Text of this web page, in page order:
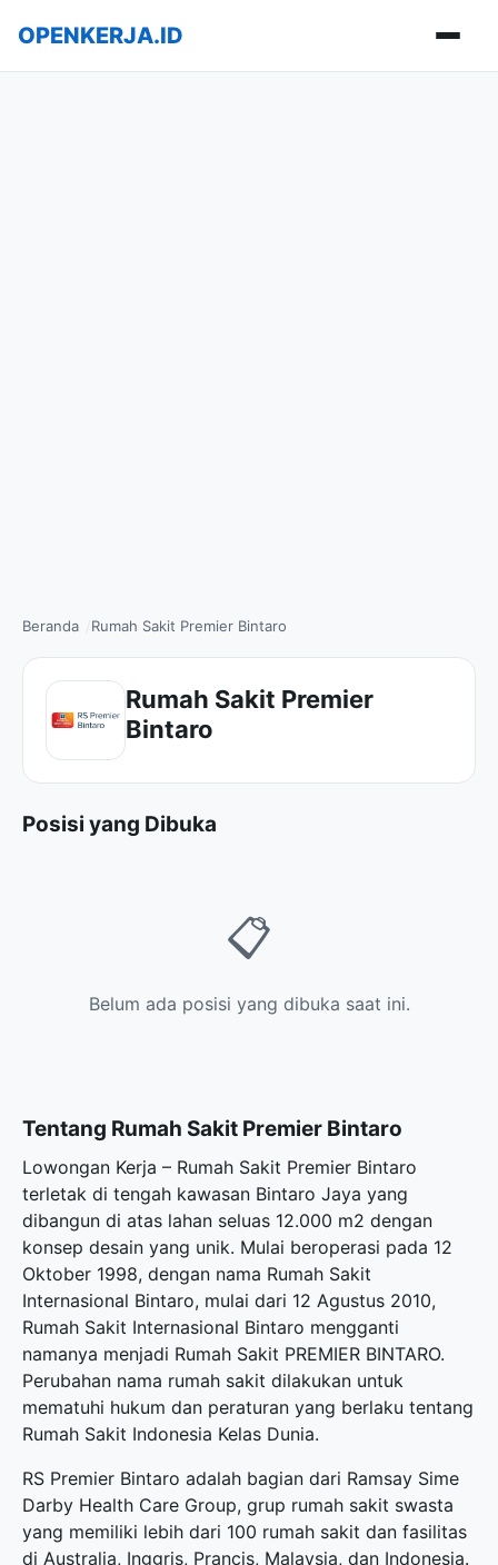
OPENKERJA.ID
Beranda Rumah Sakit Premier Bintaro
Rumah Sakit Premier
Bintaro
Posisi yang Dibuka
📋
Belum ada posisi yang dibuka saat ini.
Tentang Rumah Sakit Premier Bintaro
Lowongan Kerja – Rumah Sakit Premier Bintaro
terletak di tengah kawasan Bintaro Jaya yang
dibangun di atas lahan seluas 12.000 m2 dengan
konsep desain yang unik. Mulai beroperasi pada 12
Oktober 1998, dengan nama Rumah Sakit
Internasional Bintaro, mulai dari 12 Agustus 2010,
Rumah Sakit Internasional Bintaro mengganti
namanya menjadi Rumah Sakit PREMIER BINTARO.
Perubahan nama rumah sakit dilakukan untuk
mematuhi hukum dan peraturan yang berlaku tentang
Rumah Sakit Indonesia Kelas Dunia.
RS Premier Bintaro adalah bagian dari Ramsay Sime
Darby Health Care Group, grup rumah sakit swasta
yang memiliki lebih dari 100 rumah sakit dan fasilitas
di Australia, Inggris, Prancis, Malaysia, dan Indonesia.